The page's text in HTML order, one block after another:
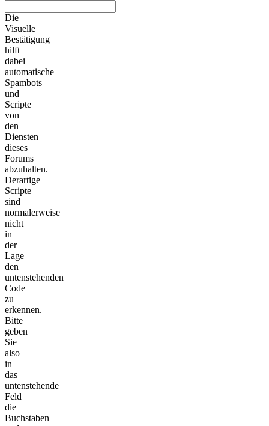
Die
Visuelle
Bestätigung
hilft
dabei
automatische
Spambots
und
Scripte
von
den
Diensten
dieses
Forums
abzuhalten.
Derartige
Scripte
sind
normalerweise
nicht
in
der
Lage
den
untenstehenden
Code
zu
erkennen.
Bitte
geben
Sie
also
in
das
untenstehende
Feld
die
Buchstaben